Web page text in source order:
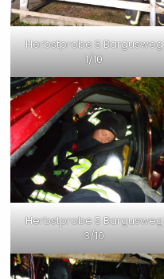
Herbstprobe 5 Bargusweg
1/10
Herbstprobe 5 Bargusweg
3/10